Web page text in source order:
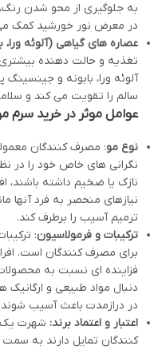
به جلوگیری از محو شدن
در معرض نور خورشید کمک
عصاره های گیاهی (آلوئه ورا،
تغذیه و حالت دهنده بیشتری
آلوئه ورا، بابونه و
سالم را تقویت می کند و
عوامل موثر در خرید سرم
نوع مو: مصرف کنندگان
نگرانی های خاص خود را در
نازک یا ضخیم داشته باشند،
نیازهای منحصر به فرد آنها
ترمیم آسیب را برطرف کند.
ترکیبات و فرمولاسیون:
برای مصرف کنندگان است.
فزاینده ای نسبت به
دنبال مواد طبیعی و
در درازمدت باعث آسیب
اعتبار و اعتماد برند: شهرت یک
کنندگان تمایل دارند به